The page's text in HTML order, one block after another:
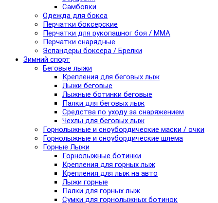
Самбовки
Одежда для бокса
Перчатки боксерские
Перчатки для рукопашног боя / ММА
Перчатки снарядные
Эспандеры боксера / Брелки
Зимний спорт
Беговые лыжи
Крепления для беговых лыж
Лыжи беговые
Лыжные ботинки беговые
Палки для беговых лыж
Средства по уходу за снаряжением
Чехлы для беговых лыж
Горнолыжные и сноубордические маски / очки
Горнолыжные и сноубордические шлема
Горные Лыжи
Горнолыжные ботинки
Крепления для горных лыж
Крепления для лыж на авто
Лыжи горные
Палки для горных лыж
Сумки для горнолыжных ботинок